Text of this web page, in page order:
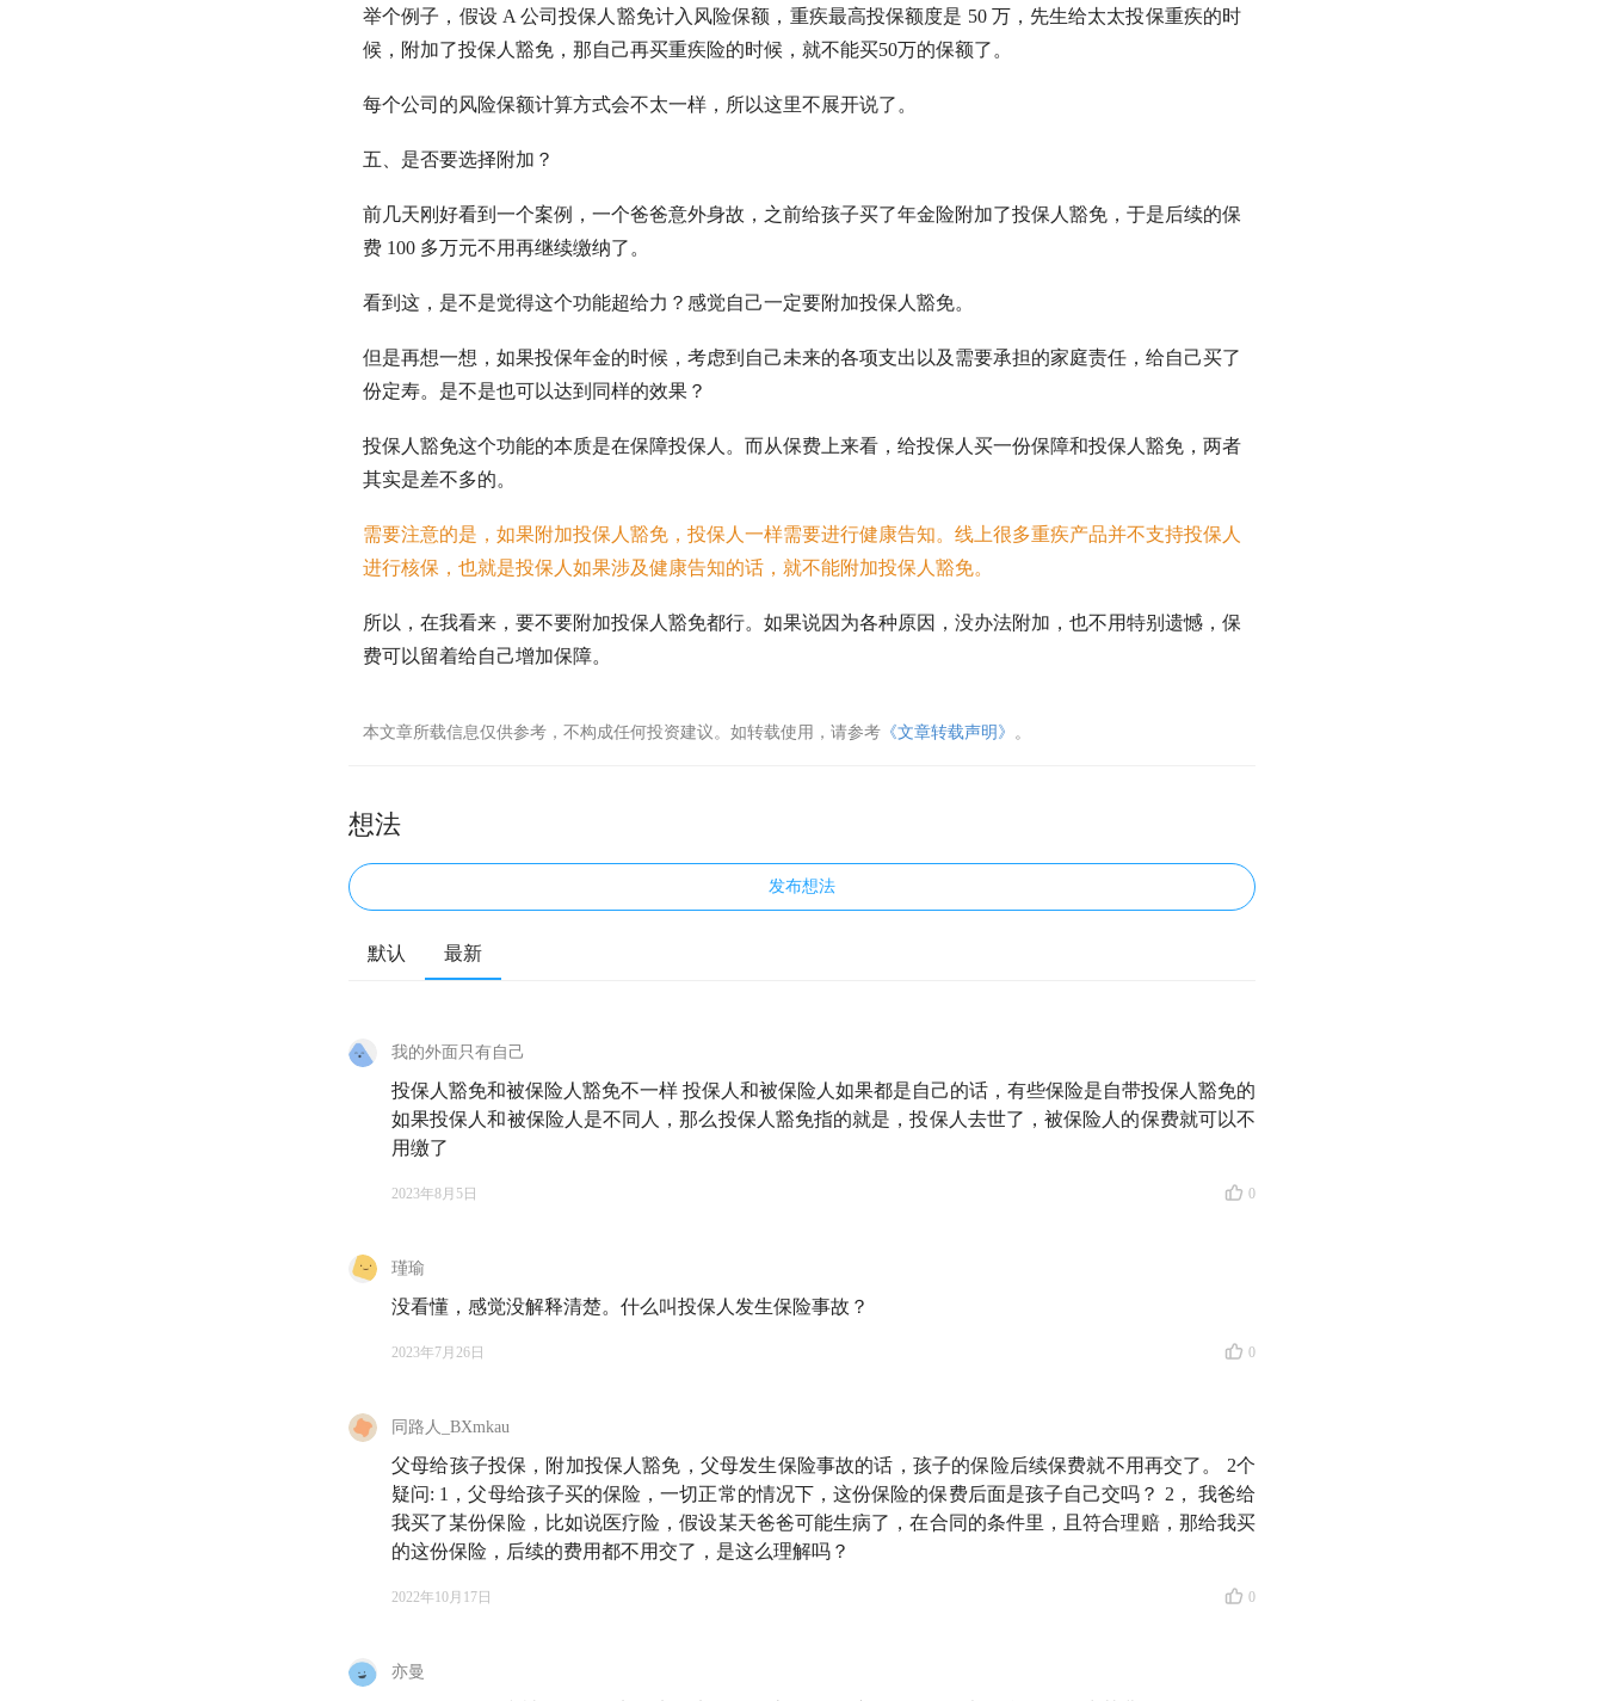
举个例子，假设 A 公司投保人豁免计入风险保额，重疾最高投保额度是 50 万，先生给太太投保重疾的时
候，附加了投保人豁免，那自己再买重疾险的时候，就不能买50万的保额了。
每个公司的风险保额计算方式会不太一样，所以这里不展开说了。
五、是否要选择附加？
前几天刚好看到一个案例，一个爸爸意外身故，之前给孩子买了年金险附加了投保人豁免，于是后续的保
费 100 多万元不用再继续缴纳了。
看到这，是不是觉得这个功能超给力？感觉自己一定要附加投保人豁免。
但是再想一想，如果投保年金的时候，考虑到自己未来的各项支出以及需要承担的家庭责任，给自己买了
份定寿。是不是也可以达到同样的效果？
投保人豁免这个功能的本质是在保障投保人。而从保费上来看，给投保人买一份保障和投保人豁免，两者
其实是差不多的。
需要注意的是，如果附加投保人豁免，投保人一样需要进行健康告知。线上很多重疾产品并不支持投保人
进行核保，也就是投保人如果涉及健康告知的话，就不能附加投保人豁免。
所以，在我看来，要不要附加投保人豁免都行。如果说因为各种原因，没办法附加，也不用特别遗憾，保
费可以留着给自己增加保障。
本文章所载信息仅供参考，不构成任何投资建议。如转载使用，请参考 《文章转载声明》 。
想法
发布想法
默认 最新
我的外面只有自己
投保人豁免和被保险人豁免不一样 投保人和被保险人如果都是自己的话，有些保险是自带投保人豁免的
如果投保人和被保险人是不同人，那么投保人豁免指的就是，投保人去世了，被保险人的保费就可以不
用缴了
2023年8月5日 0
瑾瑜
没看懂，感觉没解释清楚。什么叫投保人发生保险事故？
2023年7月26日 0
同路人_BXmkau
父母给孩子投保，附加投保人豁免，父母发生保险事故的话，孩子的保险后续保费就不用再交了。 2个
疑问: 1，父母给孩子买的保险，一切正常的情况下，这份保险的保费后面是孩子自己交吗？ 2， 我爸给
我买了某份保险，比如说医疗险，假设某天爸爸可能生病了，在合同的条件里，且符合理赔，那给我买
的这份保险，后续的费用都不用交了，是这么理解吗？
2022年10月17日 0
亦曼